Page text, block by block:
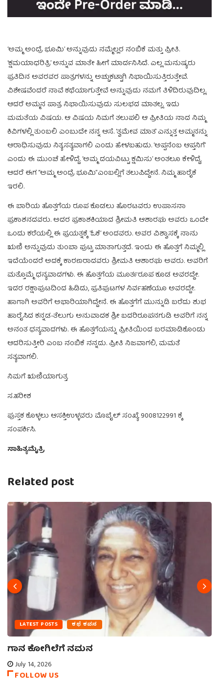
‘ಅಮ್ಮ ಅಂದ್ರೆ ಭೂಮಿ’ ಅನ್ನುವುದು ನಮ್ಮೆಲ್ಲರ ನಂಬಿಕೆ ಮತ್ತು ಪ್ರೀತಿ.
‘ಕ್ಷಮಯಾಧರಿತ್ರಿ’ ಅನ್ನುವ ಮಾತೇ ಹೀಗೆ ಮಾರ್ದನಿಸಿದೆ. ಎಲ್ಲ ಮನುಷ್ಯರು
ಪ್ರತಿದಿನ ಅವರವರ ಪಾತ್ರಗಳನ್ನು ಅಚ್ಚುಕಟ್ಟಾಗಿ ನಿಭಾಯಿಸುತ್ತಿರುತ್ತೇವೆ.
ವಿಶೇಷವೆಂದರೆ ನಾವೆ ಕಥೆಯಾಗುತ್ತೇವೆ ಅನ್ನುವುದು ನಮಗೆ ತಿಳಿದಿರುವುದಿಲ್ಲ.
ಆದರೆ ಅಮ್ಮನ ಪಾತ್ರ ನಿಭಾಯಿಸುವುದು ಸುಲಭದ ಮಾತಲ್ಲ. ಇದು
ಮಮತೆಯ ವಿಷಯ. ಆ ವಿಷಯ ನಿಮಗೆ ತಲುಪಲಿ ಆ ಪ್ರೀತಿಯ ನಾದ ನಿಮ್ಮ
ಕಿವಿಗಳಲ್ಲಿ ತುಂಬಲಿ ಎಂಬುದೇ ನನ್ನ ಆಸೆ. ‘ತ್ವಮೇವ ಮಾತ’ ಎನ್ನುತ್ತ ಅಮ್ಮನನ್ನು
ಆರಾಧಿಸುವುದು ನಿತ್ಯಸತ್ಯವಾಗಲಿ ಎಂದು ಹೇಳಬಹುದು. ‘ಅಪ್ಪನೆಂಬ ಆಪ್ತನಿಗೆ’
ಎಂದು ಈ ಮುಂಚೆ ಹೇಳಿದ್ದೆ. ‘ಅಮ್ಮ ದಯವಿಟ್ಟು ಕ್ಷಮಿಸು’ ಅಂತಲೂ ಕೇಳಿದ್ದೆ,
ಆದರೆ ಈಗ “ಅಮ್ಮ ಅಂದ್ರೆ ಭೂಮಿ”ಎಂಬಲ್ಲಿಗೆ ತಲುಪಿದ್ದೇನೆ. ನಿಮ್ಮ ಹಾರೈಕೆ
ಇರಲಿ.
ಈ ಬಾರಿಯ ಹೊತ್ತಗೆಯ ರೂಪ ಕೊಡಲು ಹೊರಟವರು ಉಪಾಸನಾ
ಪ್ರಕಾಶನದವರು. ಅದರ ಪ್ರಕಾಶಕಿಯಾದ ಶ್ರೀಮತಿ ಆಶಾರಘು ಅವರು ಒಂದೇ
ಒಂದು ಕರೆಯಲ್ಲಿ ಈ ಪ್ರಯತ್ನಕ್ಕೆ ‘ಓಕೆ’ ಅಂದವರು. ಅವರ ವಿಶ್ವಾಸಕ್ಕೆ ನಾನು
ಋಣಿ ಅನ್ನುವುದು ತುಂಬಾ ಪುಟ್ಟ ಮಾತಾಗುತ್ತದೆ. ಇಂದು ಈ ಹೊತ್ತಗೆ ನಿಮ್ಮಲ್ಲಿ
ಇದೆಯೆಂದರೆ ಅದಕ್ಕೆ ಕಾರಣರಾದವರು ಶ್ರೀಮತಿ ಆಶಾರಘು ಅವರು. ಅವರಿಗೆ
ಮತ್ತೊಮ್ಮೆ ಧನ್ಯವಾದಗಳು. ಈ ಹೊತ್ತಗೆಯ ಮೂರ್ತರೂಪ ಕೂಡ ಅವರದ್ದೇ.
ಇದರ ರಕ್ಷಾಪುಟದಿಂದ ಹಿಡಿದು, ಪ್ರತಿಪುಟಗಳ ನಿರ್ವಹಣೆಯೂ ಅವರದ್ದೇ.
ಹಾಗಾಗಿ ಅವರಿಗೆ ಅಭಾರಿಯಾಗಿದ್ದೇನೆ. ಈ ಹೊತ್ತಗೆಗೆ ಮುನ್ನುಡಿ ಬರೆದು ಶುಭ
ಹಾರೈಸಿದ ಕನ್ನಡ-ತೆಲುಗು ಅನುವಾದಕ ಶ್ರೀ ಬದರಿರೂಪನಗುಡಿ ಅವರಿಗೆ ನನ್ನ
ಅನಂತ ಧನ್ಯವಾದಗಳು. ಈ ಹೊತ್ತಗೆಯನ್ನು ಪ್ರೀತಿಯಿಂದ ಬರಮಾಡಿಕೊಂಡು
ಆದರಿಸುತ್ತೀರಿ ಎಂಬ ನಂಬಿಕೆ ನನ್ನದು. ಪ್ರೀತಿ ನಿಜವಾಗಲಿ, ಮಮತೆ
ಸತ್ಯವಾಗಲಿ.
ನಿಮಗೆ ಋಣಿಯಾಗುತ್ತ,
ಸ.ಹರೀಶ
ಪುಸ್ತಕ ಕೊಳ್ಳಲು ಆಸಕ್ತಿಉಳ್ಳವರು ಮೊಬೈಲ್ ಸಂಖ್ಯೆ 9008122991 ಕ್ಕೆ
ಸಂಪರ್ಕಿಸಿ.
ಸಾಹಿತ್ಯಮೈತ್ರಿ
Related post
LATEST POSTS ಕಥೆ ಕವನ
ಗಾನ ಕೋಗಿಲೆಗೆ ನಮನ
July 14, 2026
FOLLOW US